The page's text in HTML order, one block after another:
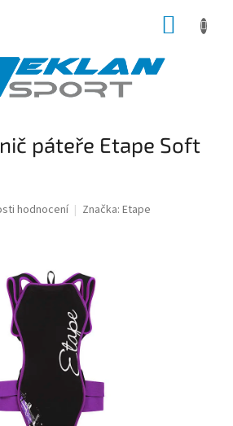
páteře Etape Soft
hodnocení Značka: Etape